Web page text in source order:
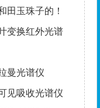
田玉珠子的！
变换红外光谱
曼光谱仪
见吸收光谱仪